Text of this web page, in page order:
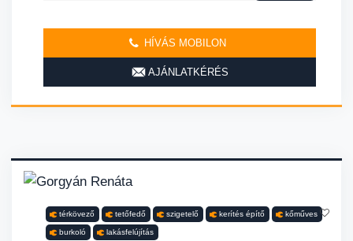
HÍVÁS MOBILON
AJÁNLATKÉRÉS
térkövező tetőfedő szigetelő kerítés építő kőműves
burkoló lakásfelújítás